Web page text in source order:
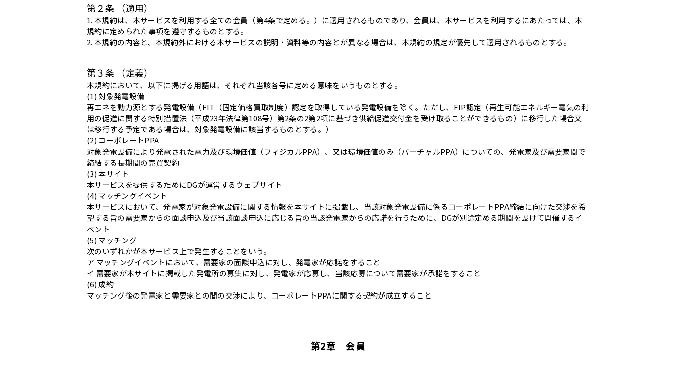
第２条 （適用）
1. 本規約は、本サービスを利用する全ての会員（第4条で定める。）に適用されるものであり、会員は、本サービスを利用するにあたっては、本
規約に定められた事項を遵守するものとする。
2. 本規約の内容と、本規約外における本サービスの説明・資料等の内容とが異なる場合は、本規約の規定が優先して適用されるものとする。
第３条 （定義）
本規約において、以下に掲げる用語は、それぞれ当該各号に定める意味をいうものとする。
(1) 対象発電設備
再エネを動力源とする発電設備（FIT（固定価格買取制度）認定を取得している発電設備を除く。ただし、FIP認定（再生可能エネルギー電気の利
用の促進に関する特別措置法（平成23年法律第108号）第2条の2第2項に基づき供給促進交付金を受け取ることができるもの）に移行した場合又
は移行する予定である場合は、対象発電設備に該当するものとする。）
(2) コーポレートPPA
対象発電設備により発電された電力及び環境価値（フィジカルPPA）、又は環境価値のみ（バーチャルPPA）についての、発電家及び需要家間で
締結する長期間の売買契約
(3) 本サイト
本サービスを提供するためにDGが運営するウェブサイト
(4) マッチングイベント
本サービスにおいて、発電家が対象発電設備に関する情報を本サイトに掲載し、当該対象発電設備に係るコーポレートPPA締結に向けた交渉を希
望する旨の需要家からの面談申込及び当該面談申込に応じる旨の当該発電家からの応諾を行うために、DGが別途定める期間を設けて開催するイ
ベント
(5) マッチング
次のいずれかが本サービス上で発生することをいう。
ア マッチングイベントにおいて、需要家の面談申込に対し、発電家が応諾をすること
イ 需要家が本サイトに掲載した発電所の募集に対し、発電家が応募し、当該応募について需要家が承諾をすること
(6) 成約
マッチング後の発電家と需要家との間の交渉により、コーポレートPPAに関する契約が成立すること
第2章 会員